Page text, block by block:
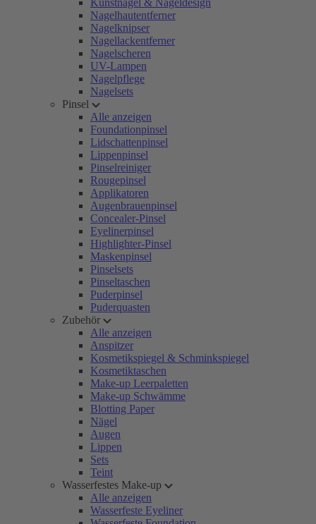
Kunstnägel & Nageldesign
Nagelhautentferner
Nagelknipser
Nagellackentferner
Nagelscheren
UV-Lampen
Nagelpflege
Nagelsets
Pinsel
Alle anzeigen
Foundationpinsel
Lidschattenpinsel
Lippenpinsel
Pinselreiniger
Rougepinsel
Applikatoren
Augenbrauenpinsel
Concealer-Pinsel
Eyelinerpinsel
Highlighter-Pinsel
Maskenpinsel
Pinselsets
Pinseltaschen
Puderpinsel
Puderquasten
Zubehör
Alle anzeigen
Anspitzer
Kosmetikspiegel & Schminkspiegel
Kosmetiktaschen
Make-up Leerpaletten
Make-up Schwämme
Blotting Paper
Nägel
Augen
Lippen
Sets
Teint
Wasserfestes Make-up
Alle anzeigen
Wasserfeste Eyeliner